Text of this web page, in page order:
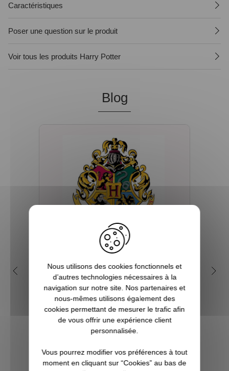
Caractéristiques
Poser une question sur le produit
Voir tous les produits Harry Potter
Blog
dans la saga Harry Potter ?
Depuis sa première parution en 1997, et
plus encore avec l’arrivée du film en 2001,
le phénomène Harry Potter a conquis la
culture mondiale. La Pottermania nous a
attendu, fébrilement, le jour de s...
Nous utilisons des cookies fonctionnels et
d’autres technologies nécessaires à la
navigation sur notre site. Nos partenaires et
nous-mêmes utilisons également des
cookies permettant de mesurer le trafic afin
de vous offrir une expérience client
personnalisée.
Vous pourrez modifier vos préférences à tout
moment en cliquant sur “Cookies” au bas de